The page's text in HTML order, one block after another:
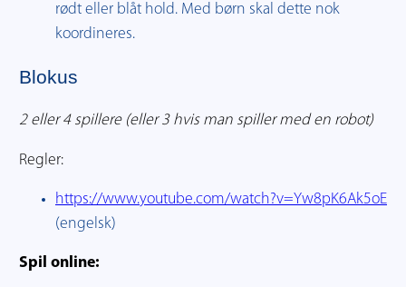
rødt eller blåt hold. Med børn skal dette nok
koordineres.
Blokus
2 eller 4 spillere (eller 3 hvis man spiller med en robot)
Regler:
https://www.youtube.com/watch?v=Yw8pK6Ak5oE
(engelsk)
Spil online: